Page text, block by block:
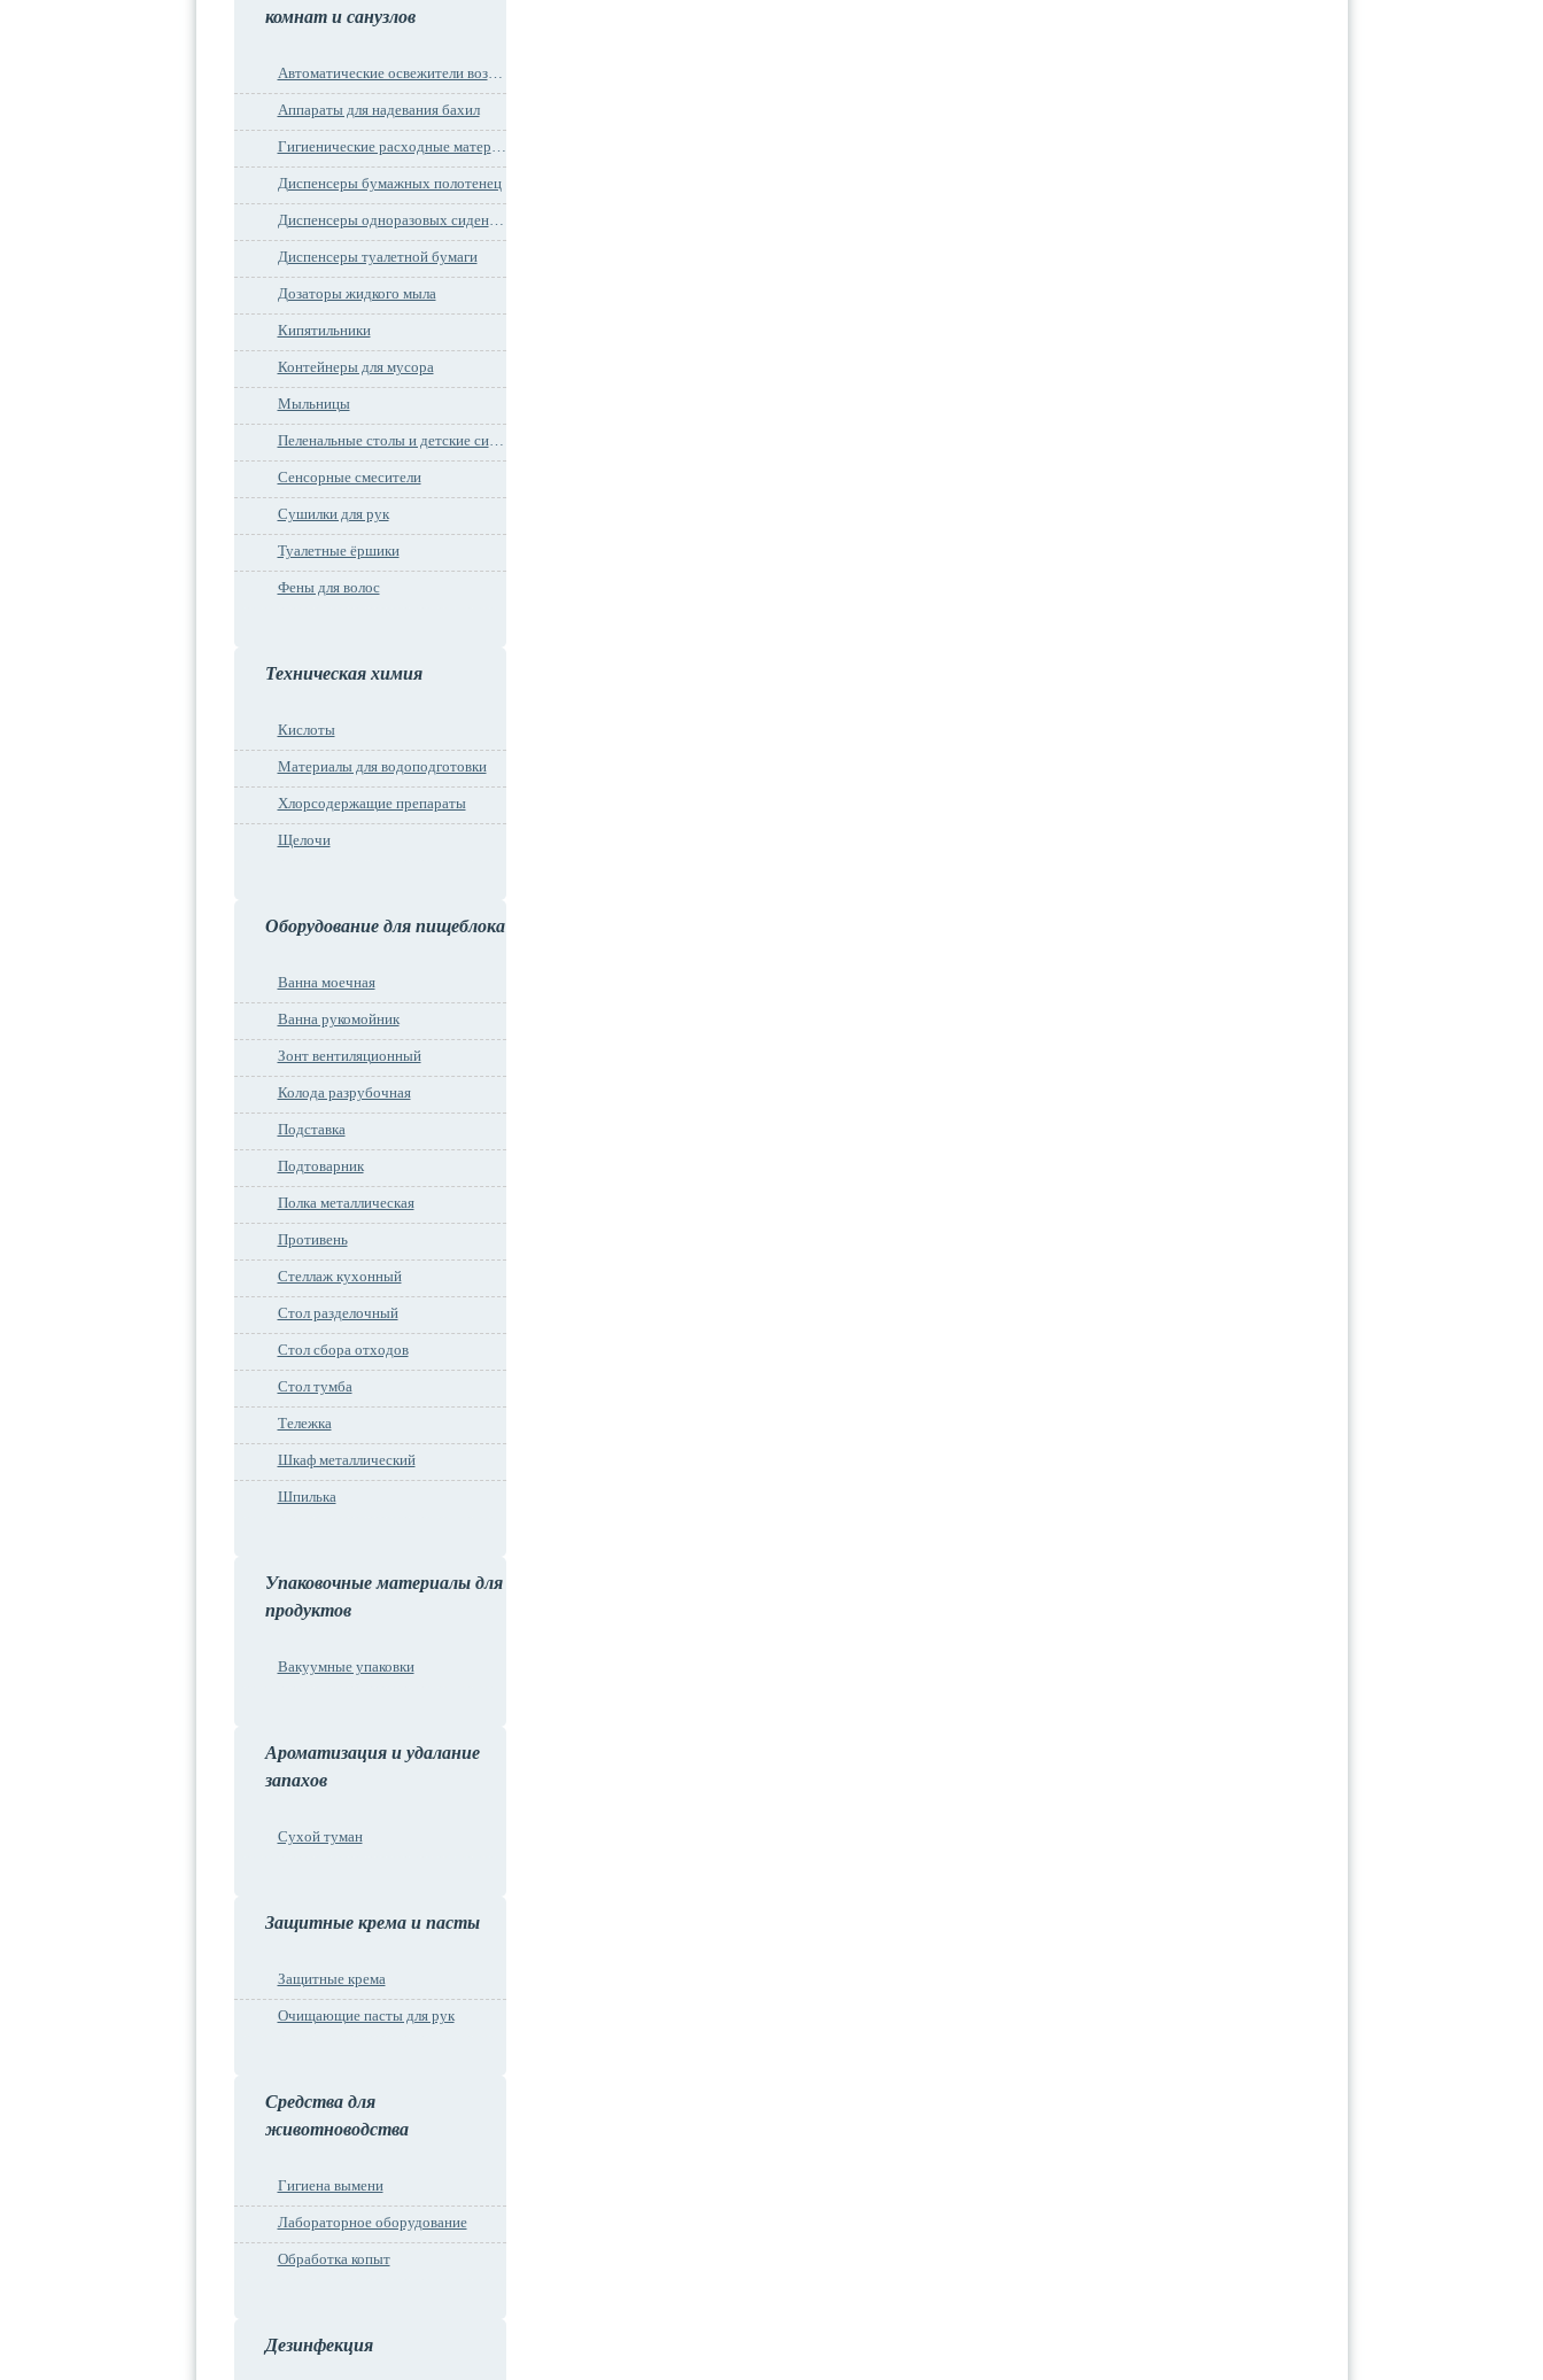
комнат и санузлов
Автоматические освежители воздуха
Аппараты для надевания бахил
Гигиенические расходные материалы
Диспенсеры бумажных полотенец
Диспенсеры одноразовых сидений на унитаз
Диспенсеры туалетной бумаги
Дозаторы жидкого мыла
Кипятильники
Контейнеры для мусора
Мыльницы
Пеленальные столы и детские сидения
Сенсорные смесители
Сушилки для рук
Туалетные ёршики
Фены для волос
Техническая химия
Кислоты
Материалы для водоподготовки
Хлорсодержащие препараты
Щелочи
Оборудование для пищеблока
Ванна моечная
Ванна рукомойник
Зонт вентиляционный
Колода разрубочная
Подставка
Подтоварник
Полка металлическая
Противень
Стеллаж кухонный
Стол разделочный
Стол сбора отходов
Стол тумба
Тележка
Шкаф металлический
Шпилька
Упаковочные материалы для
продуктов
Вакуумные упаковки
Ароматизация и удалание
запахов
Сухой туман
Защитные крема и пасты
Защитные крема
Очищающие пасты для рук
Средства для
животноводства
Гигиена вымени
Лабораторное оборудование
Обработка копыт
Дезинфекция